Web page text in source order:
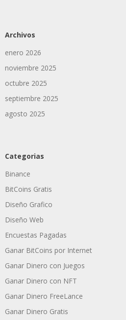
Archivos
enero 2026
noviembre 2025
octubre 2025
septiembre 2025
agosto 2025
Categorias
Binance
BitCoins Gratis
Diseño Grafico
Diseño Web
Encuestas Pagadas
Ganar BitCoins por Internet
Ganar Dinero con Juegos
Ganar Dinero con NFT
Ganar Dinero FreeLance
Ganar Dinero Gratis